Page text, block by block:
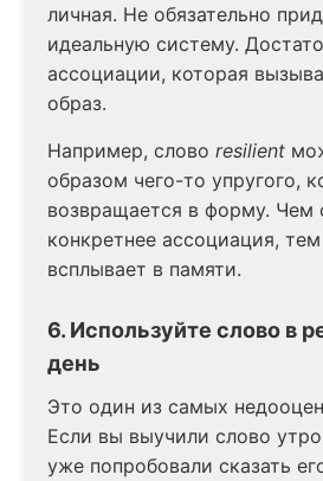
личная. Не обязательно
идеальную систему.
ассоциации, которая
образ.
Например, слово resilient
образом чего-то упругого,
возвращается в форму. Чем
конкретнее ассоциация,
всплывает в памяти.
6. Используйте слово в
день
Это один из самых
Если вы выучили слово
уже попробовали сказать